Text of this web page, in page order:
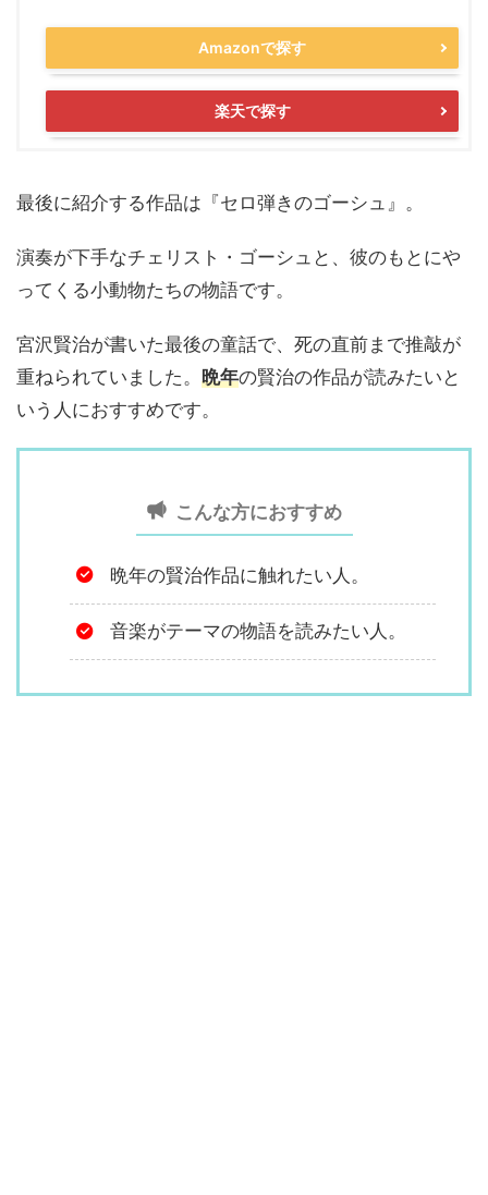
Amazonで探す
楽天で探す
最後に紹介する作品は『セロ弾きのゴーシュ』。
演奏が下手なチェリスト・ゴーシュと、彼のもとにや
ってくる小動物たちの物語です。
宮沢賢治が書いた最後の童話で、死の直前まで推敲が
重ねられていました。 晩年の賢治の作品が読みたいと
いう人におすすめです。
こんな方におすすめ
晩年の賢治作品に触れたい人。
音楽がテーマの物語を読みたい人。